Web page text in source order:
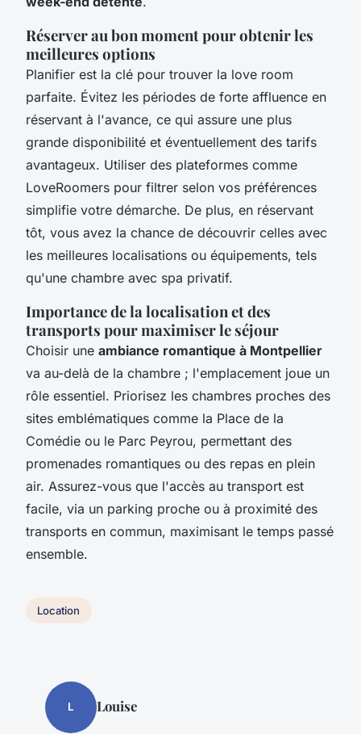
Réserver au bon moment pour obtenir les
meilleures options
Planifier est la clé pour trouver la love room
parfaite. Évitez les périodes de forte affluence en
réservant à l'avance, ce qui assure une plus
grande disponibilité et éventuellement des tarifs
avantageux. Utiliser des plateformes comme
LoveRoomers pour filtrer selon vos préférences
simplifie votre démarche. De plus, en réservant
tôt, vous avez la chance de découvrir celles avec
les meilleures localisations ou équipements, tels
qu'une chambre avec spa privatif.
Importance de la localisation et des
transports pour maximiser le séjour
Choisir une ambiance romantique à Montpellier
va au-delà de la chambre ; l'emplacement joue un
rôle essentiel. Priorisez les chambres proches des
sites emblématiques comme la Place de la
Comédie ou le Parc Peyrou, permettant des
promenades romantiques ou des repas en plein
air. Assurez-vous que l'accès au transport est
facile, via un parking proche ou à proximité des
transports en commun, maximisant le temps passé
ensemble.
Location
L Louise